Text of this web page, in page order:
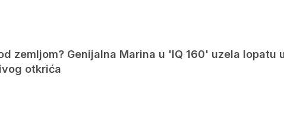
zemljom? Genijalna Marina u 'IQ 160' uzela lopatu
otkrića